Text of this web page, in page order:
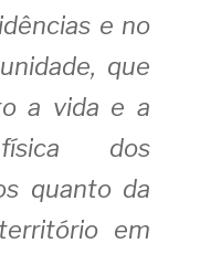
e no
que
a vida e a
dos
quanto da
em